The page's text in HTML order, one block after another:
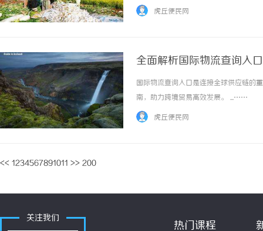
据统计、多店集群管理等全链路功能，
虎丘便民网
全面解析国际物流查询入
国际物流查询入口是连接全球供应链的
南，助力跨境贸易高效发展。 ...……
虎丘便民网
<< 1234567891011 >> 200
关注我们
热门课程